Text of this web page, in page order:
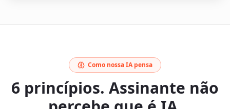
Como nossa IA pensa
6 princípios. Assinante não